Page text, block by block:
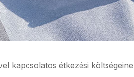
kapcsolatos étkezési